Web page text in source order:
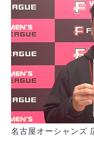
名古屋オーシャンズ